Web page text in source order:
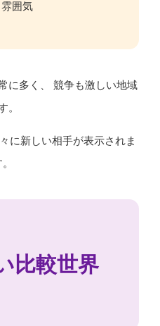
雰囲気
に多く、 競争も激しい地域
。
に新しい相手が表示されま
比較世界